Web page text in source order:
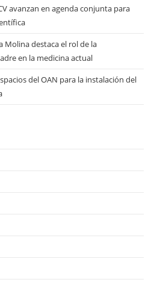
avanzan en agenda conjunta para
Molina destaca el rol de la
en la medicina actual
del OAN para la instalación del